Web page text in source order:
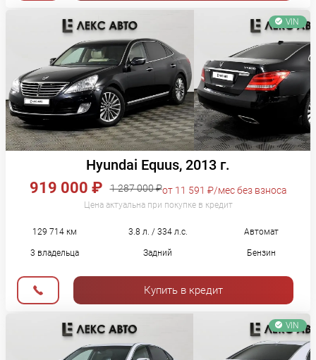
VIN
Hyundai Equus, 2013 г.
919 000 ₽ 1 287 000 ₽от 11 591 ₽/мес без взноса
Цена актуальна при покупке в кредит
129 714 км 3.8 л. / 334 л.с. Автомат
3 владельца Задний Бензин
Купить в кредит
VIN